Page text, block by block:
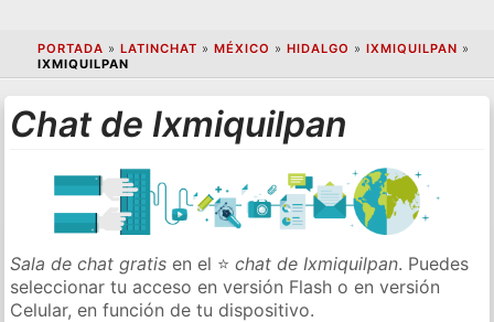
PORTADA » LATINCHAT » MÉXICO » HIDALGO » IXMIQUILPAN »
IXMIQUILPAN
Chat de Ixmiquilpan
Sala de chat gratis en el ⭐chat de Ixmiquilpan. Puedes
seleccionar tu acceso en versión Flash o en versión
Celular, en función de tu dispositivo.